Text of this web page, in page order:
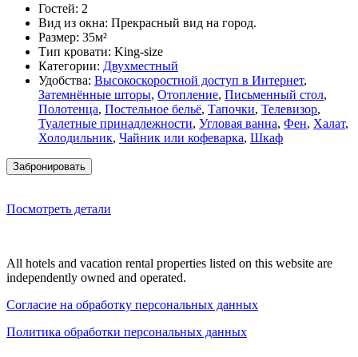
Гостей: 2
Вид из окна: Прекрасный вид на город.
Размер: 35м²
Тип кровати: King-size
Категории: Двухместный
Удобства: Высокоскоростной доступ в Интернет,
Затемнённые шторы, Отопление, Письменный стол,
Полотенца, Постельное бельё, Тапочки, Телевизор,
Туалетные принадлежности, Угловая ванна, Фен, Халат,
Холодильник, Чайник или кофеварка, Шкаф
Забронировать
Посмотреть детали
All hotels and vacation rental properties listed on this website are
independently owned and operated.
Согласие на обработку персональных данных
Политика обработки персональных данных